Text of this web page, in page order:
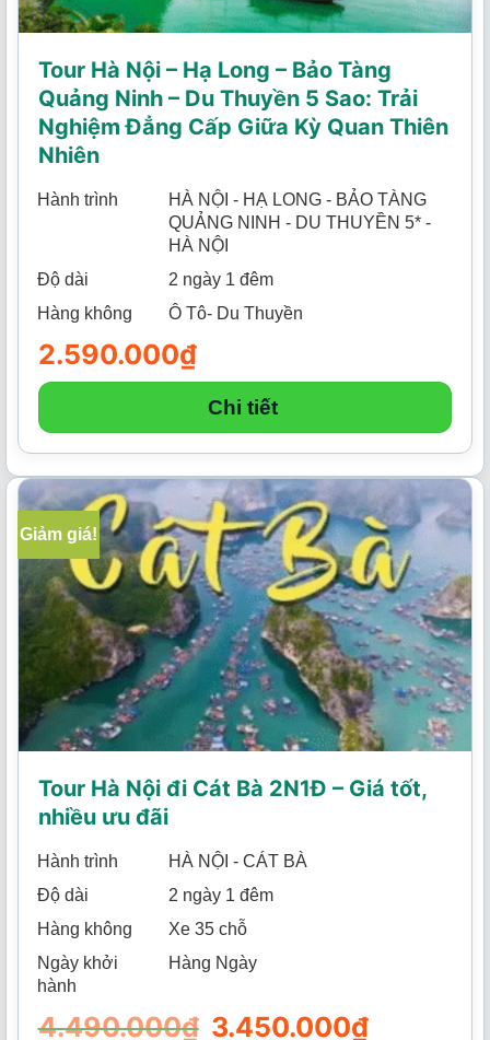
Tour Hà Nội – Hạ Long – Bảo Tàng
Quảng Ninh – Du Thuyền 5 Sao: Trải
Nghiệm Đẳng Cấp Giữa Kỳ Quan Thiên
Nhiên
Hành trình
HÀ NỘI - HẠ LONG - BẢO TÀNG
QUẢNG NINH - DU THUYỀN 5* -
HÀ NỘI
Độ dài
2 ngày 1 đêm
Hàng không
Ô Tô- Du Thuyền
2.590.000₫
Chi tiết
Giảm giá!
Tour Hà Nội đi Cát Bà 2N1Đ – Giá tốt,
nhiều ưu đãi
Hành trình
HÀ NỘI - CÁT BÀ
Độ dài
2 ngày 1 đêm
Hàng không
Xe 35 chỗ
Ngày khởi
hành
Hàng Ngày
4.490.000₫ Giá
3.450.000₫Giá